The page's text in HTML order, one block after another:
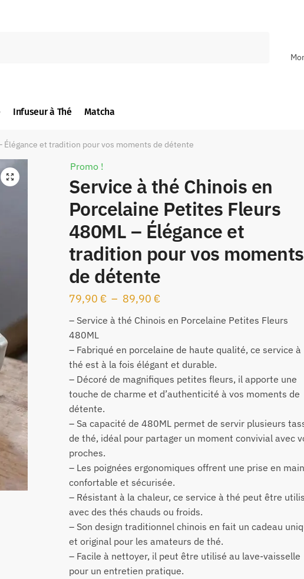
Infuseur à Thé Matcha
Élégance et tradition pour vos moments de détente
🔍
Promo !
Service à thé Chinois en
Porcelaine Petites Fleurs
480ML – Élégance et
tradition pour vos moments
de détente
79,90 € – 89,90 €
– Service à thé Chinois en Porcelaine Petites Fleurs
480ML
– Fabriqué en porcelaine de haute qualité, ce service à
thé est à la fois élégant et durable.
– Décoré de magnifiques petites fleurs, il apporte une
touche de charme et d’authenticité à vos moments de
détente.
– Sa capacité de 480ML permet de servir plusieurs
de thé, idéal pour partager un moment convivial avec
proches.
– Les poignées ergonomiques offrent une prise en main
confortable et sécurisée.
– Résistant à la chaleur, ce service à thé peut être
avec des thés chauds ou froids.
– Son design traditionnel chinois en fait un cadeau
et original pour les amateurs de thé.
– Facile à nettoyer, il peut être utilisé au lave-vaisselle
pour un entretien pratique.